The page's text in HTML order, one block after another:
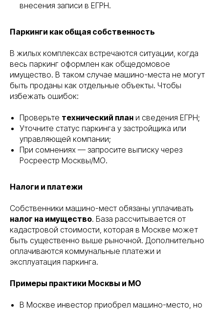
внесения записи в ЕГРН.
Паркинги как общая собственность
В жилых комплексах встречаются ситуации, когда
весь паркинг оформлен как общедомовое
имущество. В таком случае машино-места не могут
быть проданы как отдельные объекты. Чтобы
избежать ошибок:
Проверьте технический план и сведения ЕГРН;
Уточните статус паркинга у застройщика или
управляющей компании;
При сомнениях — запросите выписку через
Росреестр Москвы/МО.
Налоги и платежи
Собственники машино-мест обязаны уплачивать
налог на имущество. База рассчитывается от
кадастровой стоимости, которая в Москве может
быть существенно выше рыночной. Дополнительно
оплачиваются коммунальные платежи и
эксплуатация паркинга.
Примеры практики Москвы и МО
В Москве инвестор приобрел машино-место, но